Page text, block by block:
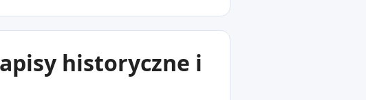
historyczne i